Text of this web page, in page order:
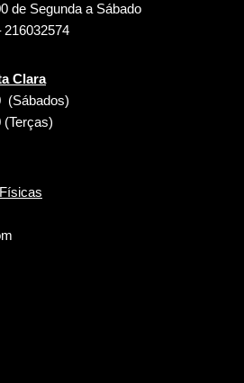
de Segunda a Sábado
216032574
Clara
(Sábados)
(Terças)